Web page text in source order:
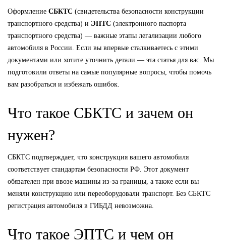
Оформление СБКТС (свидетельства безопасности конструкции
транспортного средства) и ЭПТС (электронного паспорта
транспортного средства) — важные этапы легализации любого
автомобиля в России. Если вы впервые сталкиваетесь с этими
документами или хотите уточнить детали — эта статья для вас. Мы
подготовили ответы на самые популярные вопросы, чтобы помочь
вам разобраться и избежать ошибок.
Что такое СБКТС и зачем он
нужен?
СБКТС подтверждает, что конструкция вашего автомобиля
соответствует стандартам безопасности РФ. Этот документ
обязателен при ввозе машины из-за границы, а также если вы
меняли конструкцию или переоборудовали транспорт. Без СБКТС
регистрация автомобиля в ГИБДД невозможна.
Что такое ЭПТС и чем он